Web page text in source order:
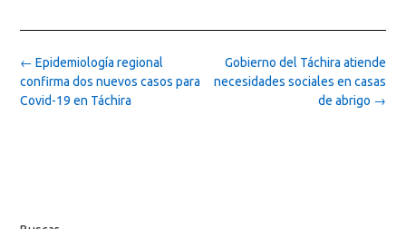
Post
navigation
Gobierno del Táchira atiende
necesidades sociales en casas
de abrigo →
← Epidemiología regional
confirma dos nuevos casos para
Covid-19 en Táchira